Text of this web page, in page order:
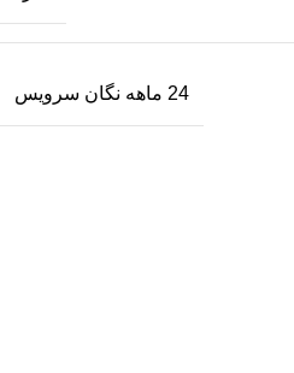
24 ماهه نگان سرویس